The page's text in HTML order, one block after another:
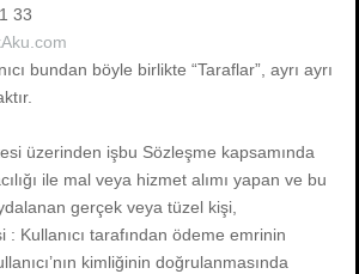
33
bundan böyle birlikte “Taraflar”, ayrı ayrı
üzerinden işbu Sözleşme kapsamında
ile mal veya hizmet alımı yapan ve bu
gerçek veya tüzel kişi,
: Kullanıcı tarafından ödeme emrinin
kimliğinin doğrulanmasında